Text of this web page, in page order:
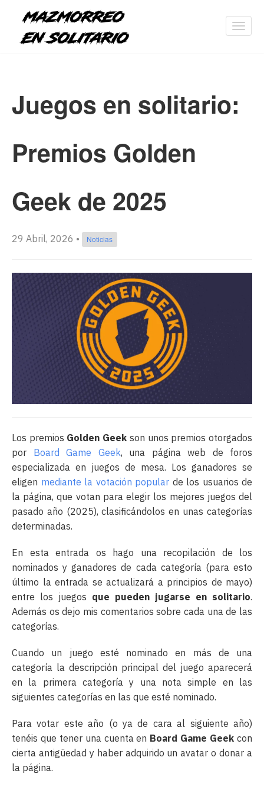
Juegos en solitario:
Premios Golden
Geek de 2025
29 Abril, 2026 • Noticias
Los premios Golden Geek son unos premios otorgados
por Board Game Geek, una página web de foros
especializada en juegos de mesa. Los ganadores se
eligen mediante la votación popular de los usuarios de
la página, que votan para elegir los mejores juegos del
pasado año (2025), clasificándolos en unas categorías
determinadas.
En esta entrada os hago una recopilación de los
nominados y ganadores de cada categoría (para esto
último la entrada se actualizará a principios de mayo)
entre los juegos que pueden jugarse en solitario.
Además os dejo mis comentarios sobre cada una de las
categorías.
Cuando un juego esté nominado en más de una
categoría la descripción principal del juego aparecerá
en la primera categoría y una nota simple en las
siguientes categorías en las que esté nominado.
Para votar este año (o ya de cara al siguiente año)
tenéis que tener una cuenta en Board Game Geek con
cierta antigüedad y haber adquirido un avatar o donar a
la página.